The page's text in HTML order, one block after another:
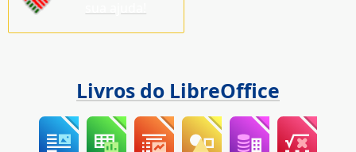
Livros do LibreOffice